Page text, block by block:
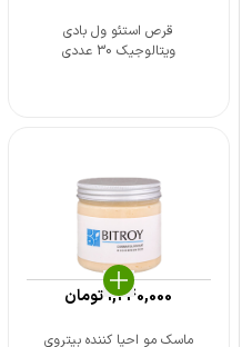
قرص استئو ول بادی
ویتالوجیک 30 عددی
ماسک مو احیا کننده بیتروی
1,240,000تومان